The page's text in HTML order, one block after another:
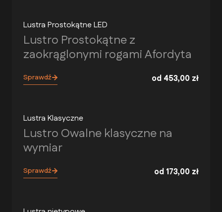
Lustra Prostokątne LED
Lustro Prostokątne z
zaokrąglonymi rogami Afordyta
Sprawdź od 453,00 zł
Lustra Klasyczne
Lustro Owalne klasyczne na
wymiar
Sprawdź od 173,00 zł